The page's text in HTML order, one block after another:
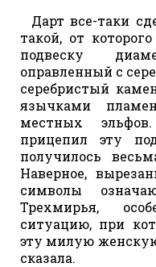
Дарт все-таки
такой, от
подвеску
оправленный с
серебристый
язычками
местных
прицепил эту
получилось
Наверное,
символы
Трехмирья,
ситуацию, при
эту милую женскую
сказала.